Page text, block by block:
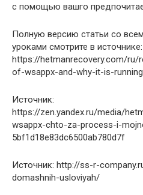
с помощью вашго
Полную версию статьи со
уроками смотрите в источнике:
https://hetmanrecovery.com/
of-wsappx-and-why-it-is-
Источник:
https://zen.yandex.ru/media/
wsappx-chto-za-process-i-
5bf1d18e83dc6500ab780d7f
Источник: http://ss-r-
domashnih-usloviyah/